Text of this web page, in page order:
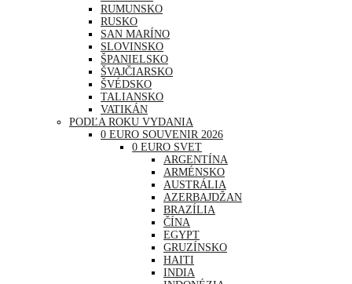
RUMUNSKO
RUSKO
SAN MARÍNO
SLOVINSKO
ŠPANIELSKO
ŠVAJČIARSKO
ŠVÉDSKO
TALIANSKO
VATIKÁN
PODĽA ROKU VYDANIA
0 EURO SOUVENIR 2026
0 EURO SVET
ARGENTÍNA
ARMÉNSKO
AUSTRÁLIA
AZERBAJDŽAN
BRAZÍLIA
ČÍNA
EGYPT
GRUZÍNSKO
HAITI
INDIA